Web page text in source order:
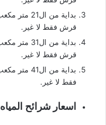
قرش فقط لا غير.
قرش فقط لا غير.
فقط لا غير.
اسعار شرائح المياه 2024 تجاري:-